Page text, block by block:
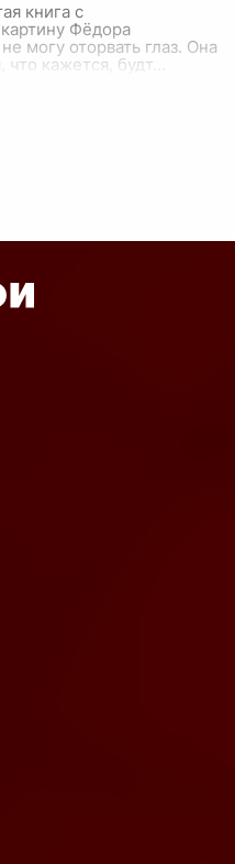
книга с
Фёдора
могу оторвать глаз. Она
что кажется, будт